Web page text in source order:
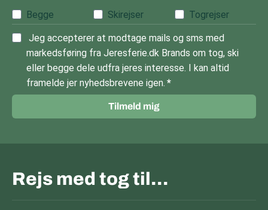
Begge Skirejser Togrejser
Jeg accepterer at modtage mails og sms med
markedsføring fra Jeresferie.dk Brands om tog, ski
eller begge dele udfra jeres interesse. I kan altid
framelde jer nyhedsbrevene igen.
Tilmeld mig
Rejs med tog til…